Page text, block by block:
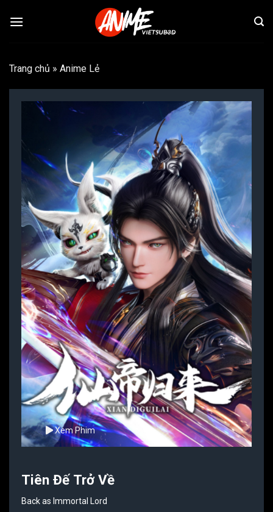
qua
Trang chủ » Anime Lẻ
Xem Phim
Tiên Đế Trở Về
Back as Immortal Lord